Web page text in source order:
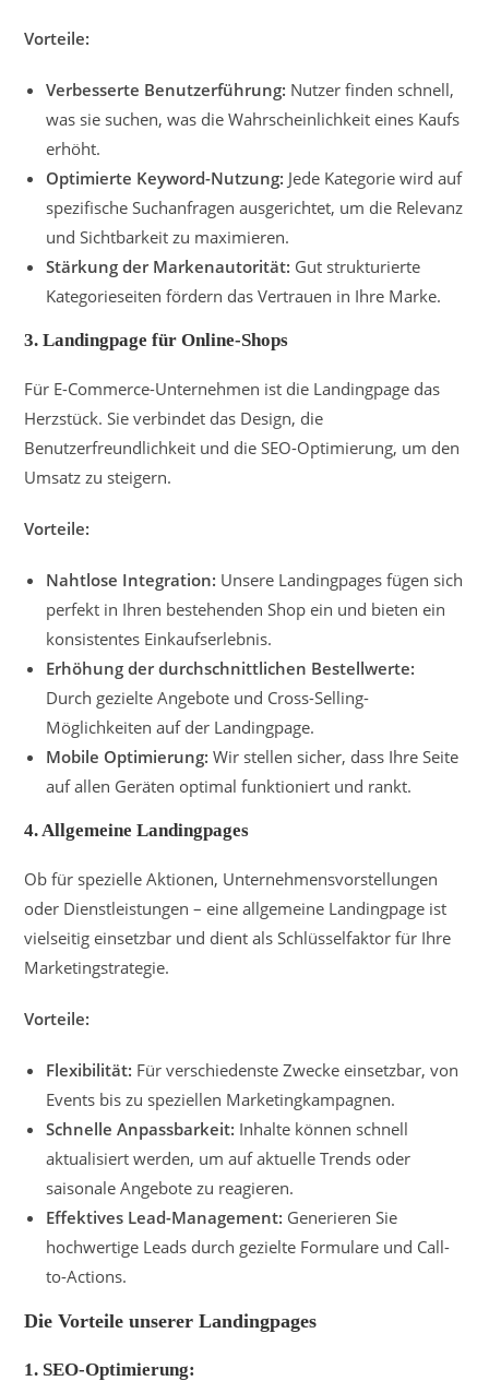
Vorteile:
Verbesserte Benutzerführung: Nutzer finden schnell,
was sie suchen, was die Wahrscheinlichkeit eines Kaufs
erhöht.
Optimierte Keyword-Nutzung: Jede Kategorie wird auf
spezifische Suchanfragen ausgerichtet, um die Relevanz
und Sichtbarkeit zu maximieren.
Stärkung der Markenautorität: Gut strukturierte
Kategorieseiten fördern das Vertrauen in Ihre Marke.
3.Landingpage für Online-Shops
Für E-Commerce-Unternehmen ist die Landingpage das
Herzstück. Sie verbindet das Design, die
Benutzerfreundlichkeit und die SEO-Optimierung, um den
Umsatz zu steigern.
Vorteile:
Nahtlose Integration: Unsere Landingpages fügen sich
perfekt in Ihren bestehenden Shop ein und bieten ein
konsistentes Einkaufserlebnis.
Erhöhung der durchschnittlichen Bestellwerte:
Durch gezielte Angebote und Cross-Selling-
Möglichkeiten auf der Landingpage.
Mobile Optimierung: Wir stellen sicher, dass Ihre Seite
auf allen Geräten optimal funktioniert und rankt.
4.Allgemeine Landingpages
Ob für spezielle Aktionen, Unternehmensvorstellungen
oder Dienstleistungen – eine allgemeine Landingpage ist
vielseitig einsetzbar und dient als Schlüsselfaktor für Ihre
Marketingstrategie.
Vorteile:
Flexibilität: Für verschiedenste Zwecke einsetzbar, von
Events bis zu speziellen Marketingkampagnen.
Schnelle Anpassbarkeit: Inhalte können schnell
aktualisiert werden, um auf aktuelle Trends oder
saisonale Angebote zu reagieren.
Effektives Lead-Management: Generieren Sie
hochwertige Leads durch gezielte Formulare und Call-
to-Actions.
Die Vorteile unserer Landingpages
1. SEO-Optimierung: